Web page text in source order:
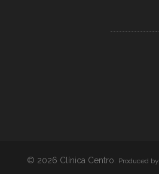
© 2026 Clínica Centro. Produced by